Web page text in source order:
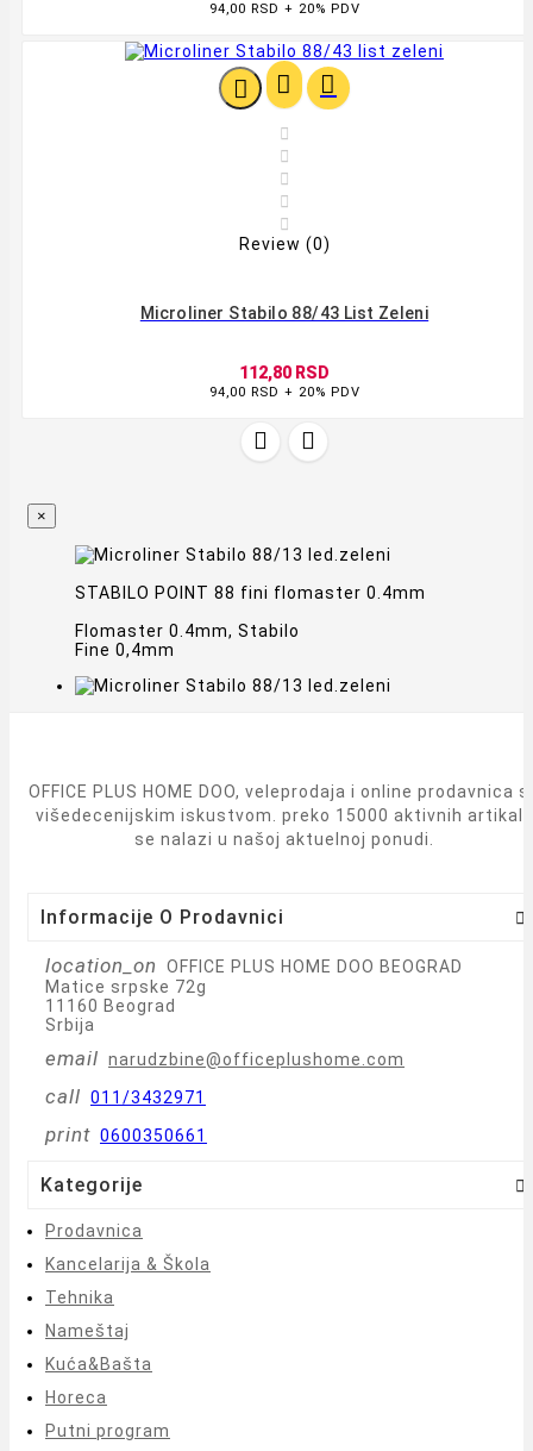
94,00 RSD + 20% PDV
  





Review (0)
Microliner Stabilo 88/43 List Zeleni
112,80 RSD
94,00 RSD + 20% PDV
 
×
STABILO POINT 88 fini flomaster 0.4mm
Flomaster 0.4mm, Stabilo
Fine 0,4mm
OFFICE PLUS HOME DOO, veleprodaja i online prodavnica
višedecenijskim iskustvom. preko 15000 aktivnih artikala
se nalazi u našoj aktuelnoj ponudi.
Informacije O Prodavnici 
location_on
OFFICE PLUS HOME DOO BEOGRAD
Matice srpske 72g
11160 Beograd
Srbija
email narudzbine@officeplushome.com
call 011/3432971
print 0600350661
Kategorije 
Prodavnica
Kancelarija & Škola
Tehnika
Nameštaj
Kuća&Bašta
Horeca
Putni program